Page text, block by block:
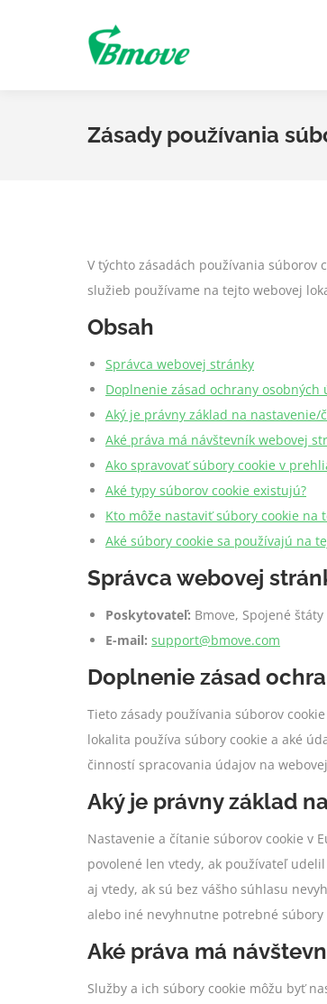
Zásady používania
V týchto zásadách používania súborov
služieb používame na tejto webovej
Obsah
Správca webovej stránky
Doplnenie zásad ochrany osobných
Aký je právny základ na nastavenie/
Aké práva má návštevník webovej
Ako spravovať súbory cookie v
Aké typy súborov cookie existujú?
Kto môže nastaviť súbory cookie na
Aké súbory cookie sa používajú na
Správca webovej
Poskytovateľ: Bmove, Spojené
E-mail: support@bmove.com
Doplnenie zásad
Tieto zásady používania súborov
lokalita používa súbory cookie a aké
činností spracovania údajov na
Aký je právny základ
Nastavenie a čítanie súborov cookie v
povolené len vtedy, ak používateľ
aj vtedy, ak sú bez vášho súhlasu
alebo iné nevyhnutne potrebné súbory
Aké práva má
Služby a ich súbory cookie môžu byť